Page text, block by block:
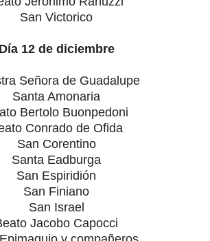
San Victorico
Día 12 de diciembre
Señora de Guadalupe
Santa Amonaria
Bertolo Buonpedoni
Conrado de Ofida
San Corentino
Santa Eadburga
San Espiridión
San Finiano
San Israel
Jacobo Capocci